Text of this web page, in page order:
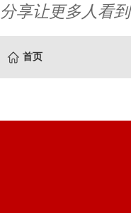
分享让更多人看到
首页